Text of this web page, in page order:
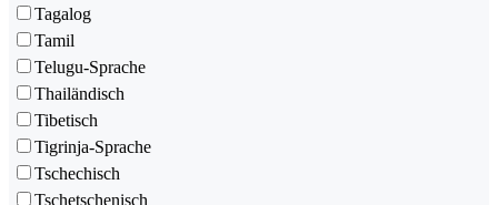
Tagalog
Tamil
Telugu-Sprache
Thailändisch
Tibetisch
Tigrinja-Sprache
Tschechisch
Tschetschenisch